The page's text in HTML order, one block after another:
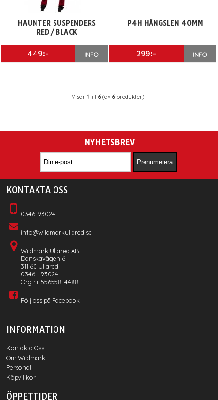
HAUNTER SUSPENDERS
RED/BLACK
449:- INFO
P4H HÄNGSLEN 40MM
299:- INFO
Visar 1till 6(av 6produkter)
NYHETSBREV
KONTAKTA OSS
0346-93024
info@wildmarkullared.se
Wildmark Ullared AB
Danskavägen 6
311 60 Ullared
0346 - 93024
Org.nr 556558-4488
Följ oss på Facebook
INFORMATION
Kontakta Oss
Om Wildmark
Personal
Köpvillkor
ÖPPETTIDER